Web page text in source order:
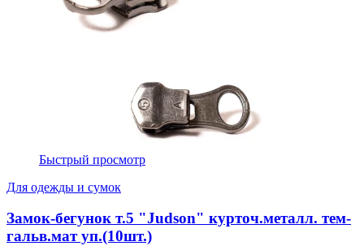
Быстрый просмотр
Для одежды и сумок
Замок-бегунок т.5 "Judson" курточ.металл. тем-
гальв.мат уп.(10шт.)